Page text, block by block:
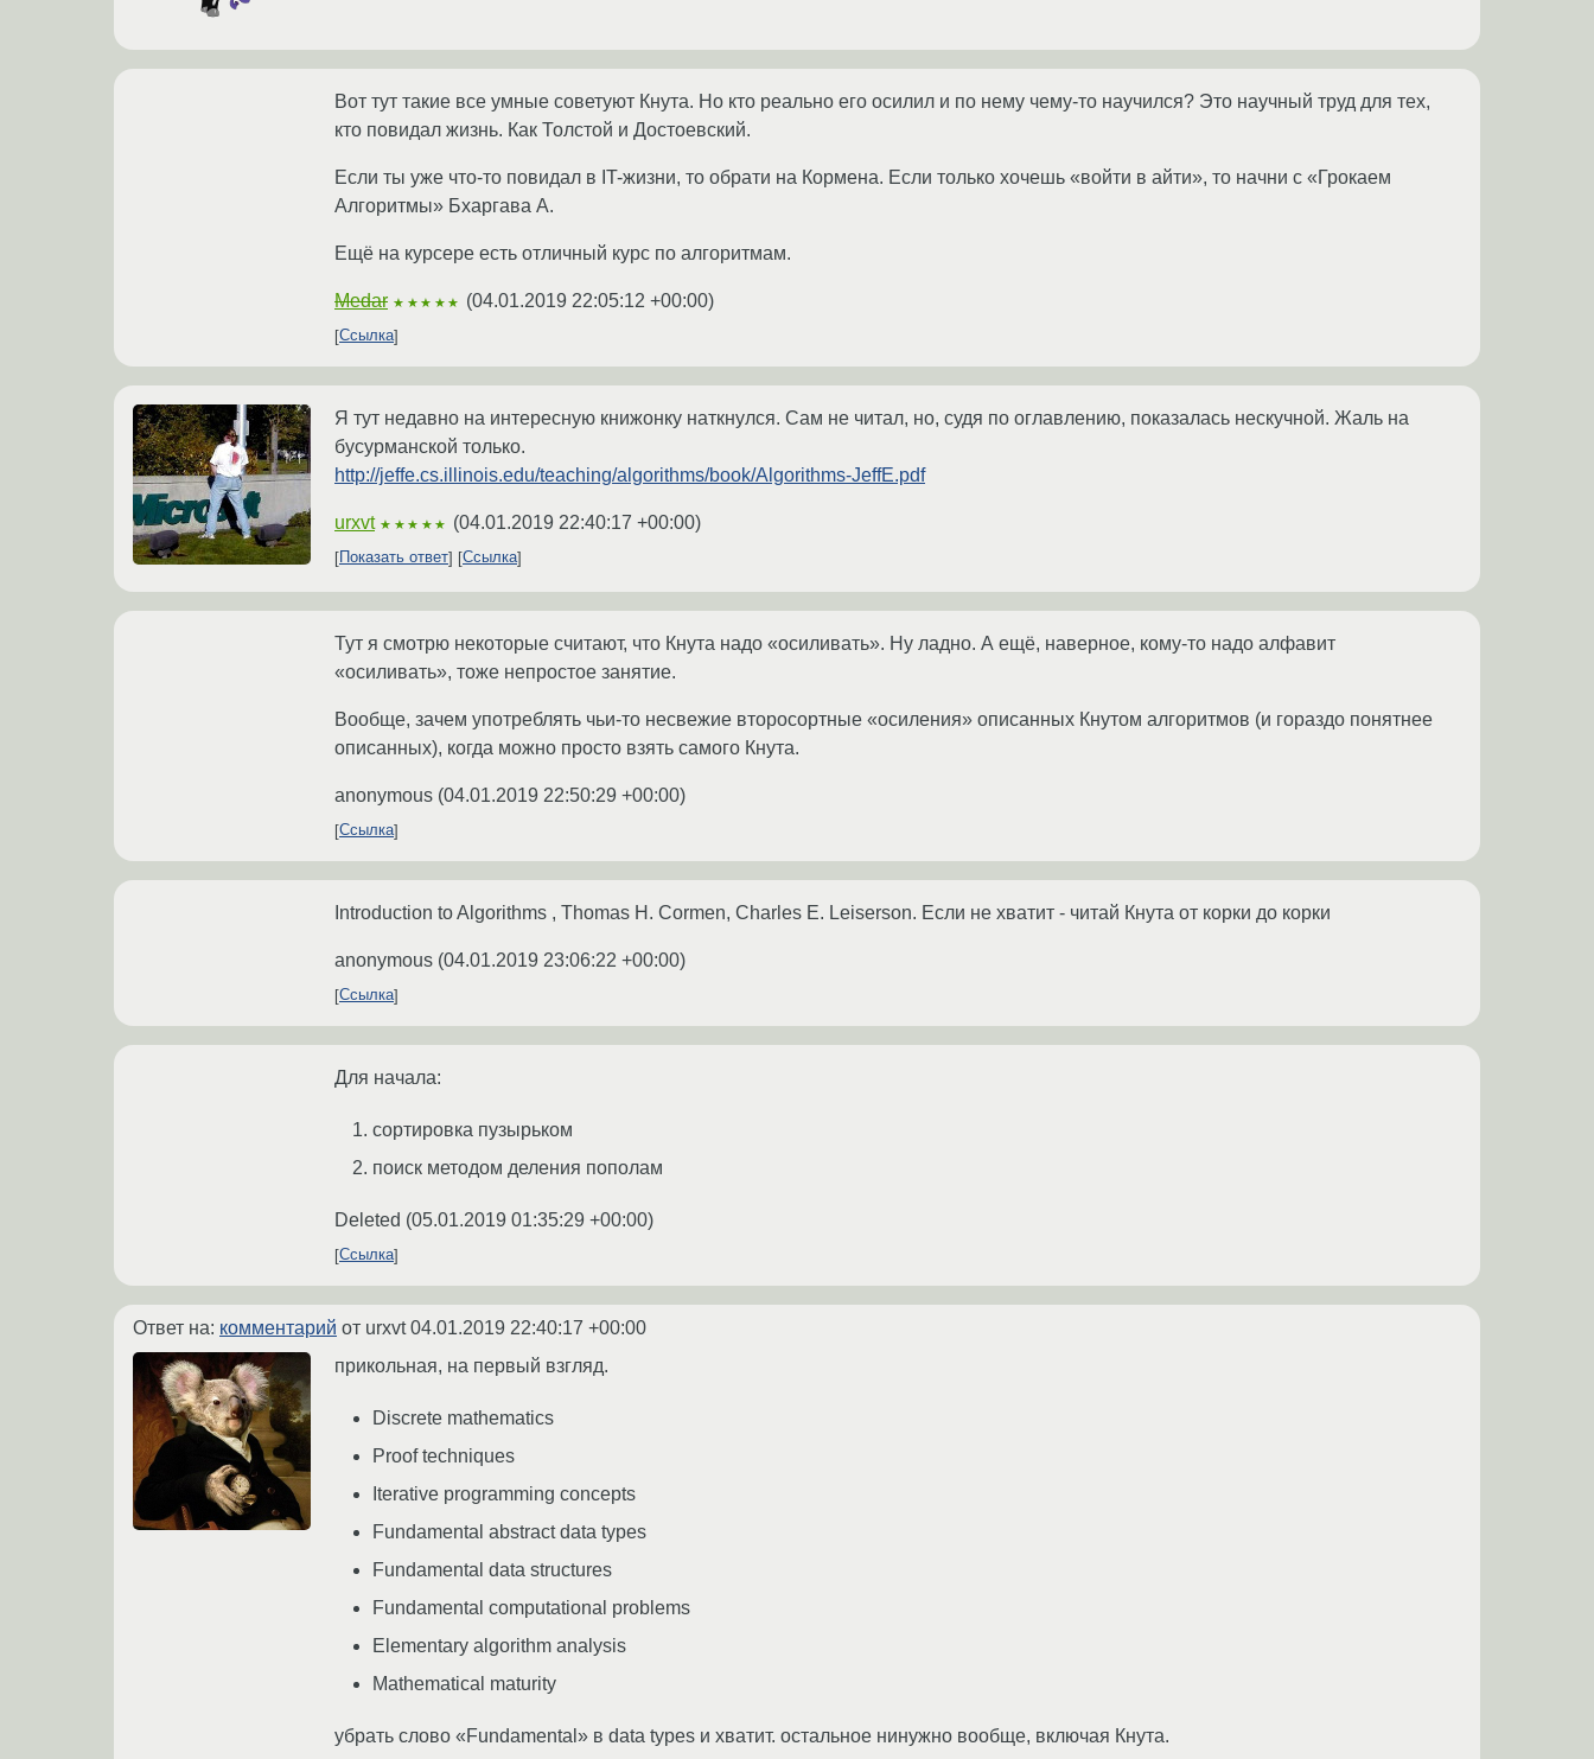
Вот тут такие все умные советуют Кнута. Но кто реально его осилил и по нему чему-то научился? Это научный труд для тех,
кто повидал жизнь. Как Толстой и Достоевский.
Если ты уже что-то повидал в IT-жизни, то обрати на Кормена. Если только хочешь «войти в айти», то начни с «Грокаем
Алгоритмы» Бхаргава А.
Ещё на курсере есть отличный курс по алгоритмам.
Medar ★★★★★ (04.01.2019 22:05:12 +00:00)
Ссылка
Я тут недавно на интересную книжонку наткнулся. Сам не читал, но, судя по оглавлению, показалась нескучной. Жаль на
бусурманской только.
http://jeffe.cs.illinois.edu/teaching/algorithms/book/Algorithms-JeffE.pdf
urxvt ★★★★★ (04.01.2019 22:40:17 +00:00)
Показать ответ Ссылка
Тут я смотрю некоторые считают, что Кнута надо «осиливать». Ну ладно. А ещё, наверное, кому-то надо алфавит
«осиливать», тоже непростое занятие.
Вообще, зачем употреблять чьи-то несвежие второсортные «осиления» описанных Кнутом алгоритмов (и гораздо понятнее
описанных), когда можно просто взять самого Кнута.
anonymous (04.01.2019 22:50:29 +00:00)
Ссылка
Introduction to Algorithms , Thomas H. Cormen, Charles E. Leiserson. Если не хватит - читай Кнута от корки до корки
anonymous (04.01.2019 23:06:22 +00:00)
Ссылка
Для начала:
сортировка пузырьком
поиск методом деления пополам
Deleted (05.01.2019 01:35:29 +00:00)
Ссылка
Ответ на: комментарий от urxvt04.01.2019 22:40:17 +00:00
прикольная, на первый взгляд.
Discrete mathematics
Proof techniques
Iterative programming concepts
Fundamental abstract data types
Fundamental data structures
Fundamental computational problems
Elementary algorithm analysis
Mathematical maturity
убрать слово «Fundamental» в data types и хватит. остальное нинужно вообще, включая Кнута.